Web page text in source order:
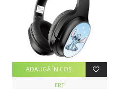
ERT
ADAUGĂ ÎN COŞ